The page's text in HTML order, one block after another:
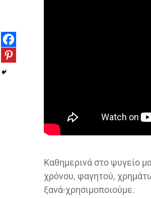
Καθημερινά στο ψυγείο
χρόνου, φαγητού,
ξανά-χρησιμοποιούμε.